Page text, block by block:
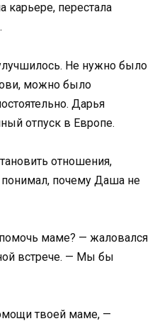
карьере, перестала
Не нужно было
можно было
Дарья
отпуск в Европе.
отношения,
почему Даша не
маме? — жаловался
встрече. — Мы бы
твоей маме, —